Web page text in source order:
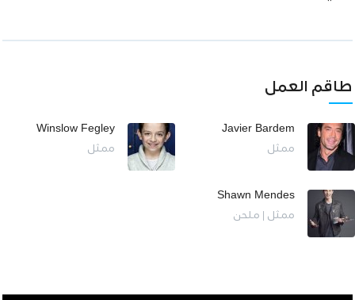
طاقم العمل
Javier Bardem
ممثل
Winslow Fegley
ممثل
Shawn Mendes
ممثل | ملحن